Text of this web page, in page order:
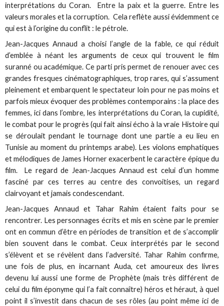
interprétations du Coran. Entre la paix et la guerre. Entre les
valeurs morales et la corruption. Cela reflète aussi évidemment ce
qui est à l’origine du conflit : le pétrole.
Jean-Jacques Annaud a choisi l’angle de la fable, ce qui réduit
d’emblée à néant les arguments de ceux qui trouvent le film
suranné ou académique. Ce parti pris permet de renouer avec ces
grandes fresques cinématographiques, trop rares, qui s’assument
pleinement et embarquent le spectateur loin pour ne pas moins et
parfois mieux évoquer des problèmes contemporains : la place des
femmes, ici dans l’ombre, les interprétations du Coran, la cupidité,
le combat pour le progrès (qui fait ainsi écho à la vraie Histoire qui
se déroulait pendant le tournage dont une partie a eu lieu en
Tunisie au moment du printemps arabe). Les violons emphatiques
et mélodiques de James Horner exacerbent le caractère épique du
film. Le regard de Jean-Jacques Annaud est celui d’un homme
fasciné par ces terres au centre des convoitises, un regard
clairvoyant et jamais condescendant.
Jean-Jacques Annaud et Tahar Rahim étaient faits pour se
rencontrer. Les personnages écrits et mis en scène par le premier
ont en commun d’être en périodes de transition et de s’accomplir
bien souvent dans le combat. Ceux interprétés par le second
s’élèvent et se révèlent dans l’adversité. Tahar Rahim confirme,
une fois de plus, en incarnant Auda, cet amoureux des livres
devenu lui aussi une forme de Prophète (mais très différent de
celui du film éponyme qui l’a fait connaître) héros et héraut, à quel
point il s’investit dans chacun de ses rôles (au point même ici de